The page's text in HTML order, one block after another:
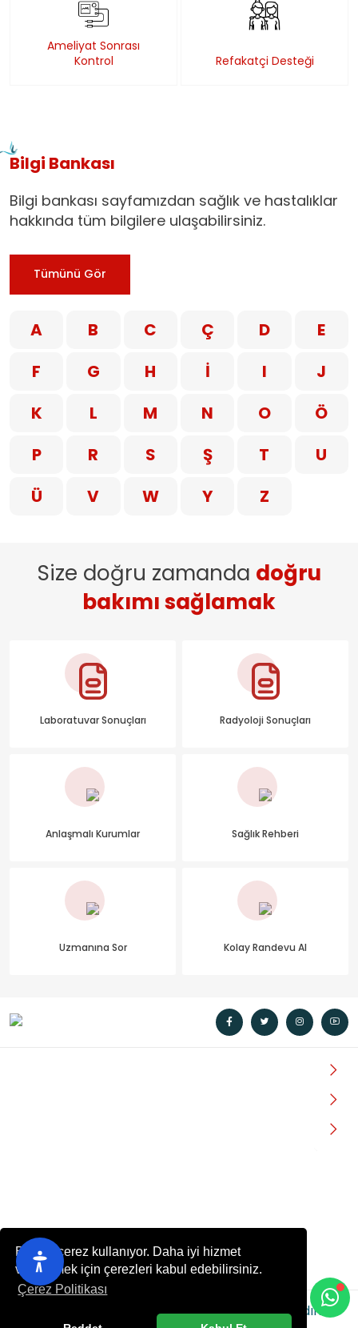
Bu site çerez kullanıyor. Daha iyi hizmet
verebilmek için çerezleri kabul edebilirsiniz.
Çerez Politikası
Ameliyat Sonrası
Kontrol
Refakatçi Desteği
Bilgi Bankası
Bilgi bankası sayfamızdan sağlık ve hastalıklar
hakkında tüm bilgilere ulaşabilirsiniz.
Tümünü Gör
A B C Ç D
E
F
G H İ I
J
K
L M N O
Ö
P
R S Ş T
U
Ü
V W Y Z
Size doğru zamanda doğru
bakımı sağlamak
Laboratuvar Sonuçları Radyoloji Sonuçları
Anlaşmalı Kurumlar Sağlık Rehberi
Uzmanına Sor Kolay Randevu Al
Eyüp Sultan Mh. Hafız Tevfik Cd. No:162 Şehitkamil /
© 2022 - Her hakkı saklıdır.